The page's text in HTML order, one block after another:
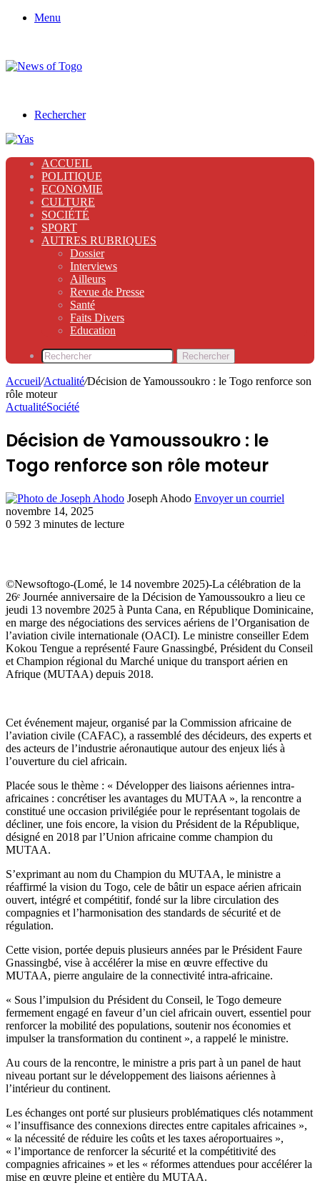
Menu
Rechercher
ACCUEIL
POLITIQUE
ECONOMIE
CULTURE
SOCIÉTÉ
SPORT
AUTRES RUBRIQUES
Dossier
Interviews
Ailleurs
Revue de Presse
Santé
Faits Divers
Education
Rechercher
Accueil/Actualité/Décision de Yamoussoukro : le Togo renforce son
rôle moteur
ActualitéSociété
Décision de Yamoussoukro : le
Togo renforce son rôle moteur
Joseph Ahodo Envoyer un courriel
novembre 14, 2025
0 592 3 minutes de lecture
©Newsoftogo-(Lomé, le 14 novembre 2025)-La célébration de la
26ᵉ Journée anniversaire de la Décision de Yamoussoukro a lieu ce
jeudi 13 novembre 2025 à Punta Cana, en République Dominicaine,
en marge des négociations des services aériens de l’Organisation de
l’aviation civile internationale (OACI). Le ministre conseiller Edem
Kokou Tengue a représenté Faure Gnassingbé, Président du Conseil
et Champion régional du Marché unique du transport aérien en
Afrique (MUTAA) depuis 2018.
Cet événement majeur, organisé par la Commission africaine de
l’aviation civile (CAFAC), a rassemblé des décideurs, des experts et
des acteurs de l’industrie aéronautique autour des enjeux liés à
l’ouverture du ciel africain.
Placée sous le thème : « Développer des liaisons aériennes intra-
africaines : concrétiser les avantages du MUTAA », la rencontre a
constitué une occasion privilégiée pour le représentant togolais de
décliner, une fois encore, la vision du Président de la République,
désigné en 2018 par l’Union africaine comme champion du
MUTAA.
S’exprimant au nom du Champion du MUTAA, le ministre a
réaffirmé la vision du Togo, cele de bâtir un espace aérien africain
ouvert, intégré et compétitif, fondé sur la libre circulation des
compagnies et l’harmonisation des standards de sécurité et de
régulation.
Cette vision, portée depuis plusieurs années par le Président Faure
Gnassingbé, vise à accélérer la mise en œuvre effective du
MUTAA, pierre angulaire de la connectivité intra-africaine.
« Sous l’impulsion du Président du Conseil, le Togo demeure
fermement engagé en faveur d’un ciel africain ouvert, essentiel pour
renforcer la mobilité des populations, soutenir nos économies et
impulser la transformation du continent », a rappelé le ministre.
Au cours de la rencontre, le ministre a pris part à un panel de haut
niveau portant sur le développement des liaisons aériennes à
l’intérieur du continent.
Les échanges ont porté sur plusieurs problématiques clés notamment
« l’insuffisance des connexions directes entre capitales africaines »,
« la nécessité de réduire les coûts et les taxes aéroportuaires »,
« l’importance de renforcer la sécurité et la compétitivité des
compagnies africaines » et les « réformes attendues pour accélérer la
mise en œuvre pleine et entière du MUTAA.